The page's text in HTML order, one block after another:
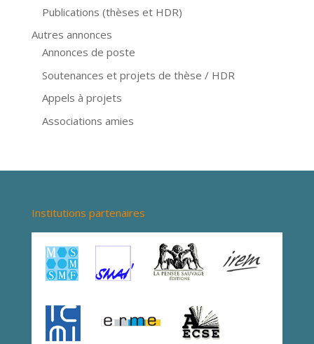
Publications (thèses et HDR)
Autres annonces
Annonces de poste
Soutenances et projets de thèse / HDR
Appels à projets
Associations amies
Institutions partenaires